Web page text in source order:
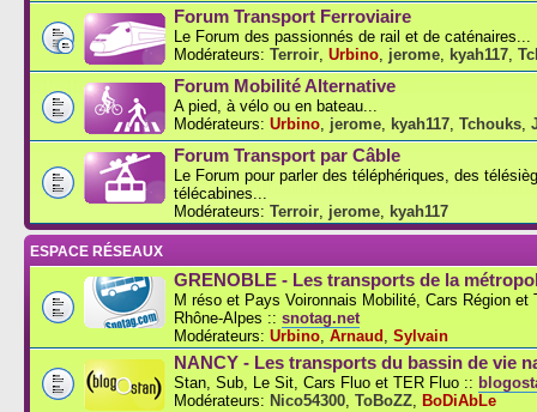
Forum Transport Ferroviaire
Le Forum des passionnés de rail et de caténaires...
Modérateurs: Terroir Urbino jerome kyah117
Forum Mobilité Alternative
A pied, à vélo ou en bateau...
Modérateurs: Urbino jerome kyah117 Tchouks
Forum Transport par Câble
Le Forum pour parler des téléphériques, des
télécabines...
Modérateurs: Terroir jerome kyah117
ESPACE RÉSEAUX
GRENOBLE - Les transports de la
M réso et Pays Voironnais Mobilité, Cars Région et
Rhône-Alpes :: snotag.net
Modérateurs: Urbino Arnaud Sylvain
NANCY - Les transports du bassin de vie
Stan, Sub, Le Sit, Cars Fluo et TER Fluo ::
Modérateurs: Nico54300 ToBoZZ BoDiAbLe